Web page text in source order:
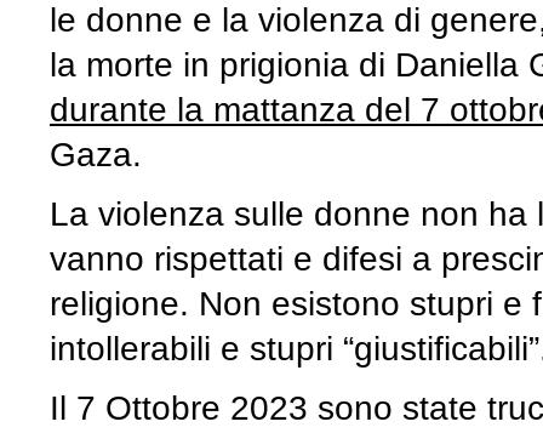
le donne e la violenza di
la morte in prigionia di
durante la mattanza del 7
Gaza.
La violenza sulle donne non
vanno rispettati e difesi a
religione. Non esistono stupri e
intollerabili e stupri
Il 7 Ottobre 2023 sono state